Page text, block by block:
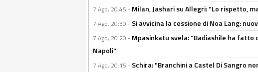
7 Ago, 20:45 - Milan, Jashari su Allegri: "Lo rispetto,
7 Ago, 20:30 - Si avvicina la cessione di Noa Lang:
7 Ago, 20:20 - Mpasinkatu svela: "Badiashile ha
Napoli"
7 Ago, 20:15 - Schira: "Branchini a Castel Di Sangro